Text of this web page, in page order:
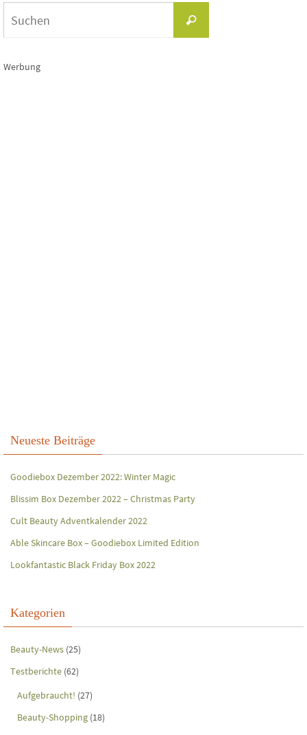
Suchen
Werbung
Neueste Beiträge
Goodiebox Dezember 2022: Winter Magic
Blissim Box Dezember 2022 – Christmas Party
Cult Beauty Adventkalender 2022
Able Skincare Box – Goodiebox Limited Edition
Lookfantastic Black Friday Box 2022
Kategorien
Beauty-News (25)
Testberichte (62)
Aufgebraucht! (27)
Beauty-Shopping (18)